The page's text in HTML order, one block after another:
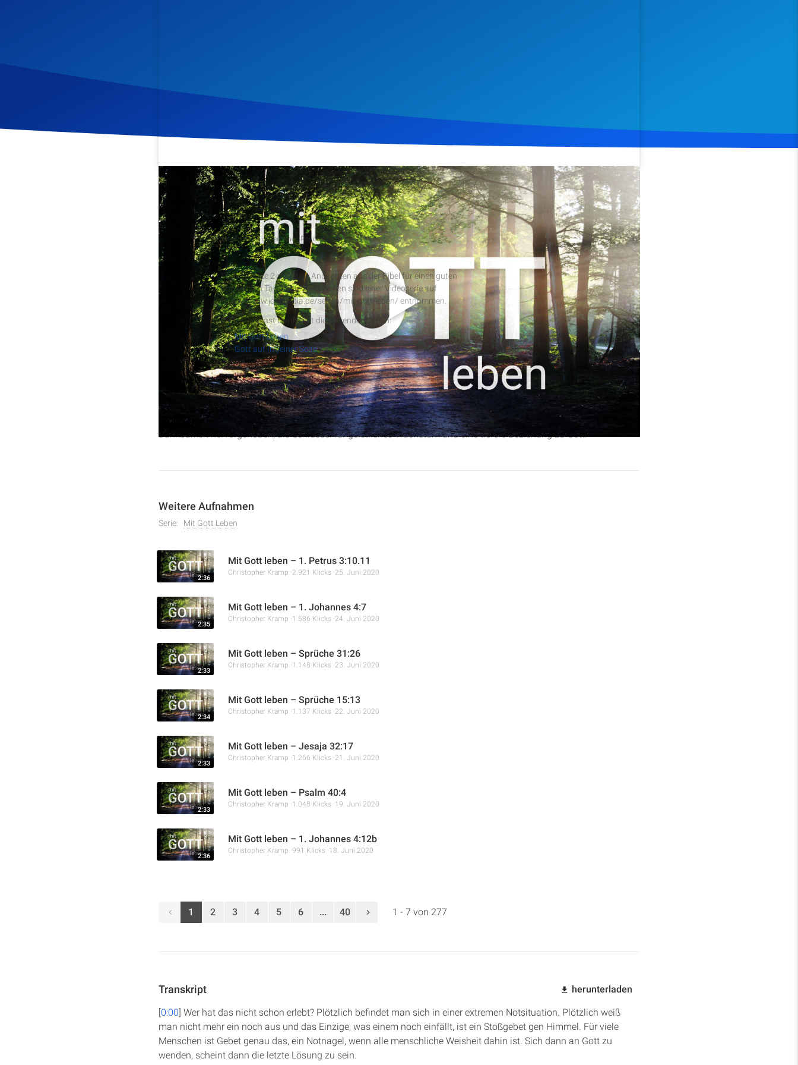
Veröffentlicht am 12. Januar 2020 858Klicks Download Teilen
Podcast Diese Aufnahme ist teil eines Podcasts
Tägliche Andachten
Täglich kurze 2-minütige Andachten aus der Bibel für einen guten
Start in den Tag. Diese Aufnahmen sind einer Videoserie auf
https://www.joelmedia.de/serien/mit-gott-leben/ entnommen.
Dieser Podcast beinhaltet die folgenden Serien:
Mit Gott Leben
Gott auf (m)einer Seite
RSS-Feed
In diesem Video spricht Christopher Kramp über die Bedeutung des Gebets als ständigen Dialog mit Gott, nicht nur
als Notfallmaßnahme. Basierend auf
Kolosser 4, Vers 2, wird die Wichtigkeit von Ausdauer im Gebet und
Dankbarkeit hervorgehoben, als Schlüssel für geistliches Wachstum und eine tiefere Beziehung zu Gott.
Weitere Aufnahmen
Serie: Mit Gott Leben
2:36
Mit Gott leben – 1. Petrus 3:10.11
Christopher Kramp 2.921 Klicks 25. Juni 2020
2:35
Mit Gott leben – 1. Johannes 4:7
Christopher Kramp 1.586 Klicks 24. Juni 2020
2:33
Mit Gott leben – Sprüche 31:26
Christopher Kramp 1.148 Klicks 23. Juni 2020
2:34
Mit Gott leben – Sprüche 15:13
Christopher Kramp 1.137 Klicks 22. Juni 2020
2:33
Mit Gott leben – Jesaja 32:17
Christopher Kramp 1.266 Klicks 21. Juni 2020
2:33
Mit Gott leben – Psalm 40:4
Christopher Kramp 1.048 Klicks 19. Juni 2020
2:36
Mit Gott leben – 1. Johannes 4:12b
Christopher Kramp 991 Klicks 18. Juni 2020
1 2 3 4 5 6 ... 40 1 - 7 von 277
Transkript herunterladen
[0:00] Wer hat das nicht schon erlebt? Plötzlich befindet man sich in einer extremen Notsituation. Plötzlich weiß
man nicht mehr ein noch aus und das Einzige, was einem noch einfällt, ist ein Stoßgebet gen Himmel. Für viele
Menschen ist Gebet genau das, ein Notnagel, wenn alle menschliche Weisheit dahin ist. Sich dann an Gott zu
wenden, scheint dann die letzte Lösung zu sein.